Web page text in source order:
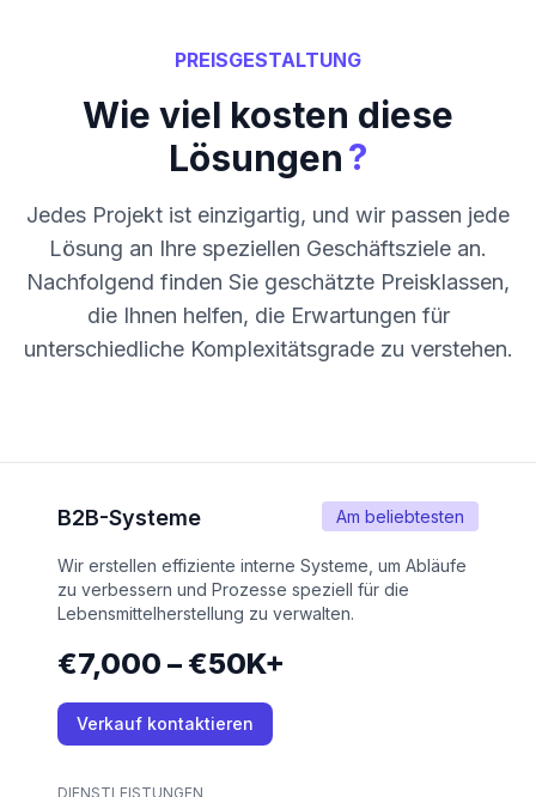
PREISGESTALTUNG
Wie viel kosten diese
Lösungen?
Jedes Projekt ist einzigartig, und wir passen jede
Lösung an Ihre speziellen Geschäftsziele an.
Nachfolgend finden Sie geschätzte Preisklassen,
die Ihnen helfen, die Erwartungen für
unterschiedliche Komplexitätsgrade zu verstehen.
Am beliebtesten
B2B-Systeme
Wir erstellen effiziente interne Systeme, um Abläufe
zu verbessern und Prozesse speziell für die
Lebensmittelherstellung zu verwalten.
€7,000 – €50K+
Verkauf kontaktieren
DIENSTLEISTUNGEN